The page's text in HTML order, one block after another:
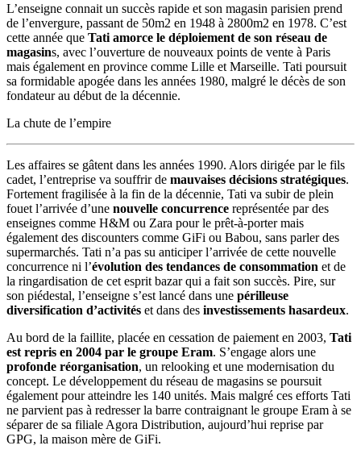
L’enseigne connait un succès rapide et son magasin parisien prend
de l’envergure, passant de 50m2 en 1948 à 2800m2 en 1978. C’est
cette année que Tati amorce le déploiement de son réseau de
magasins, avec l’ouverture de nouveaux points de vente à Paris
mais également en province comme Lille et Marseille. Tati poursuit
sa formidable apogée dans les années 1980, malgré le décès de son
fondateur au début de la décennie.
La chute de l’empire
Les affaires se gâtent dans les années 1990. Alors dirigée par le fils
cadet, l’entreprise va souffrir de mauvaises décisions stratégiques.
Fortement fragilisée à la fin de la décennie, Tati va subir de plein
fouet l’arrivée d’une nouvelle concurrence représentée par des
enseignes comme H&M ou Zara pour le prêt-à-porter mais
également des discounters comme GiFi ou Babou, sans parler des
supermarchés. Tati n’a pas su anticiper l’arrivée de cette nouvelle
concurrence ni l’évolution des tendances de consommation et de
la ringardisation de cet esprit bazar qui a fait son succès. Pire, sur
son piédestal, l’enseigne s’est lancé dans une périlleuse
diversification d’activités et dans des investissements hasardeux.
Au bord de la faillite, placée en cessation de paiement en 2003, Tati
est repris en 2004 par le groupe Eram. S’engage alors une
profonde réorganisation, un relooking et une modernisation du
concept. Le développement du réseau de magasins se poursuit
également pour atteindre les 140 unités. Mais malgré ces efforts Tati
ne parvient pas à redresser la barre contraignant le groupe Eram à se
séparer de sa filiale Agora Distribution, aujourd’hui reprise par
GPG, la maison mère de GiFi.